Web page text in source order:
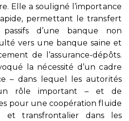
Elle a souligné l’importance
permettant le transfert
d’une banque non
vers une banque saine et
de l’assurance-dépôts.
la nécessité d’un cadre
– dans lequel les autorités
rôle important – et de
pour une coopération fluide
et transfrontalier dans les